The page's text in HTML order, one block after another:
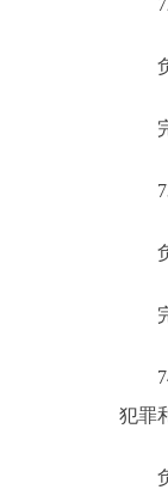
72.
负
完
73.
负
完
74.
犯罪
负